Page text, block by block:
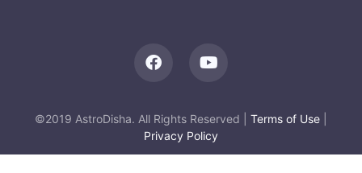
©2019 AstroDisha. All Rights Reserved | Terms of Use
Privacy Policy